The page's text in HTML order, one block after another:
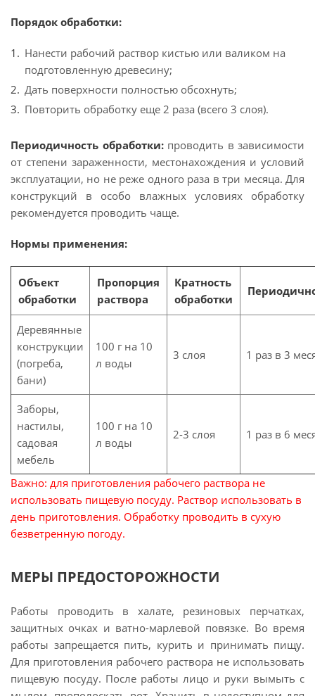
Порядок обработки:
Нанести рабочий раствор кистью или валиком на
подготовленную древесину;
Дать поверхности полностью обсохнуть;
Повторить обработку еще 2 раза (всего 3 слоя).
Периодичность обработки:проводить в зависимости
от степени зараженности, местонахождения и условий
эксплуатации, но не реже одного раза в три месяца. Для
конструкций в особо влажных условиях обработку
рекомендуется проводить чаще.
Нормы применения:
Объект
обработки
Пропорция
раствора
Кратность
обработки
Деревянные
конструкции
(погреба,
бани)
100 г на 10
л воды
3 слоя 1 раз в 3
Заборы,
настилы,
садовая
мебель
100 г на 10
л воды
2-3 слоя 1 раз в 6
Важно: для приготовления рабочего раствора не
использовать пищевую посуду. Раствор использовать в
день приготовления. Обработку проводить в сухую
безветренную погоду.
МЕРЫ ПРЕДОСТОРОЖНОСТИ
Работы проводить в халате, резиновых перчатках,
защитных очках и ватно-марлевой повязке. Во время
работы запрещается пить, курить и принимать пищу.
Для приготовления рабочего раствора не использовать
пищевую посуду. После работы лицо и руки вымыть с